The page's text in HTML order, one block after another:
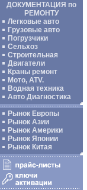
ДОКУМЕНТАЦИЯ по
РЕМОНТУ
Легковые авто
Грузовые авто
Погрузчики
Сельхоз
Строительная
Двигатели
Краны ремонт
Мото, ATV.
Водная техника
Авто Диагностика
Рынок Европы
Рынок Азии
Рынок Америки
Рынок Японии
Рынок Китая